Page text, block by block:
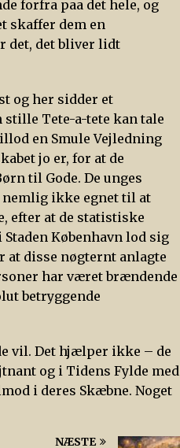
forfra paa det hele, og
skaffer dem en
det, det bliver lidt
og her sidder et
Tete-a-tete kan tale
en Smule Vejledning
jo er, for at de
til Gode. De unges
nemlig ikke egnet til at
efter at de statistiske
København lod sig
disse nøgternt anlagte
har været brændende
betryggende
vil. Det hjælper ikke – de
og i Tidens Fylde med
i deres Skæbne. Noget
NÆSTE